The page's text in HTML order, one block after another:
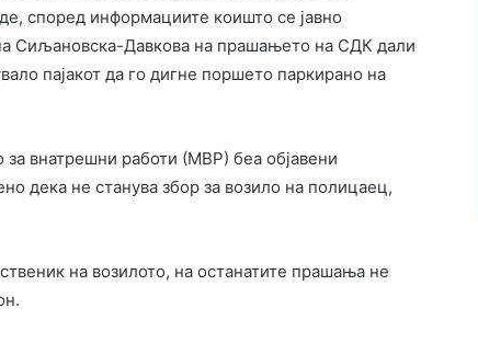
според информациите коишто се јавно
Сиљановска-Давкова на прашањето на СДК дали
пајакот да го дигне поршето паркирано на
внатрешни работи (МВР) беа објавени
дека не станува збор за возило на полицаец,
на возилото, на останатите прашања не